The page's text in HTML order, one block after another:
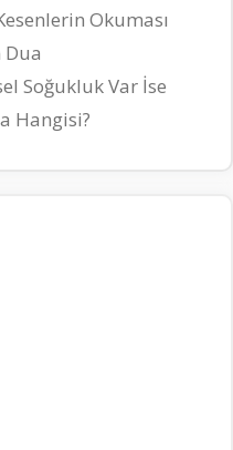
Okuması
Dua
Soğukluk Var İse
Hangisi?